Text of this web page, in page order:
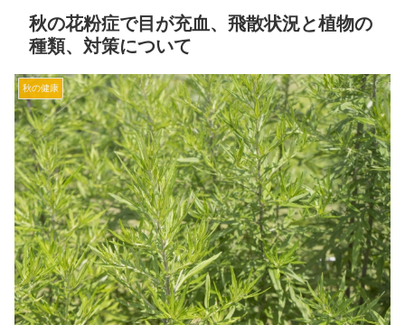
秋の花粉症で目が充血、飛散状況と植物の
種類、対策について
秋の健康